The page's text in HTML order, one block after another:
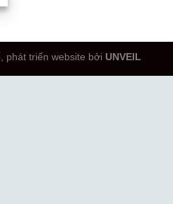
phát triển website bởi UNVEIL